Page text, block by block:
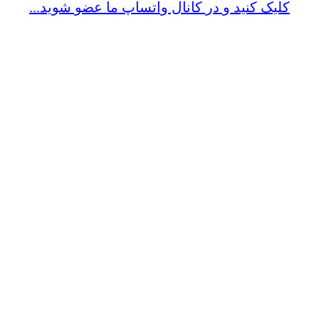
کلیک کنید و در کانال واتساپ ما عضو شوید...